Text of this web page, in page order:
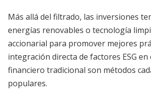
Más allá del filtrado, las inversiones
energías renovables o tecnología
accionarial para promover mejores
integración directa de factores ESG en
financiero tradicional son métodos
populares.